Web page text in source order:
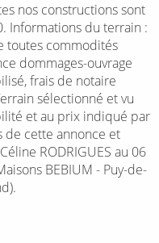
nos constructions sont
Informations du terrain :
toutes commodités
dommages-ouvrage
frais de notaire
sélectionné et vu
et au prix indiqué par
de cette annonce et
RODRIGUES au 06
BEBIUM - Puy-de-